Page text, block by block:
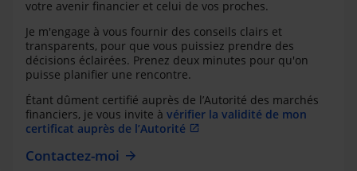
votre avenir financier et celui de vos proches.
Je m'engage à vous fournir des conseils clairs et
transparents, pour que vous puissiez prendre des
décisions éclairées. Prenez deux minutes pour qu'on
puisse planifier une rencontre.
Étant dûment certifié auprès de l’Autorité des marchés
financiers, je vous invite à vérifier la validité de mon
certificat auprès de l’Autorité
Contactez-moi